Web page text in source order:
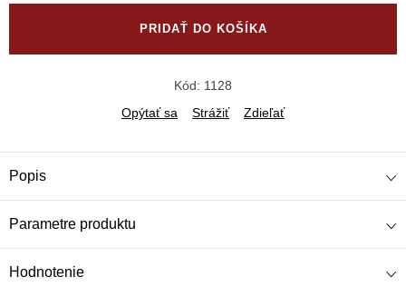
PRIDAŤ DO KOŠÍKA
Kód: 1128
Opýtať sa
Strážiť Zdieľať
Popis
Parametre produktu
Hodnotenie